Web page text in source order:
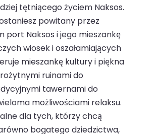
tętniącego życiem Naksos.
powitany przez
port Naksos i jego mieszankę
wiosek i oszałamiających
mieszankę kultury i piękna
ruinami do
tawernami do
możliwościami relaksu.
dla tych, którzy chcą
bogatego dziedzictwa,